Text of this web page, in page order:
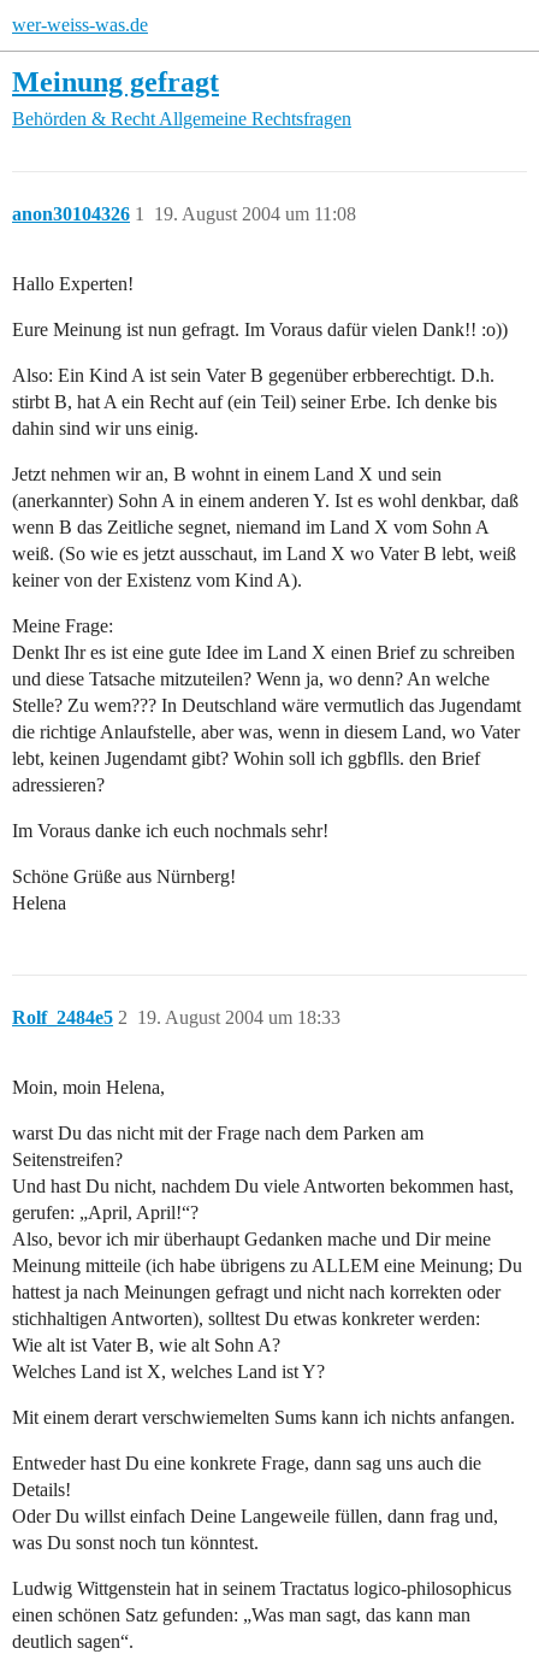
wer-weiss-was.de
Meinung gefragt
Behörden & Recht Allgemeine Rechtsfragen
anon30104326 19. August 2004 um 11:08
1
Hallo Experten!
Eure Meinung ist nun gefragt. Im Voraus dafür vielen Dank!! :o))
Also: Ein Kind A ist sein Vater B gegenüber erbberechtigt. D.h.
stirbt B, hat A ein Recht auf (ein Teil) seiner Erbe. Ich denke bis
dahin sind wir uns einig.
Jetzt nehmen wir an, B wohnt in einem Land X und sein
(anerkannter) Sohn A in einem anderen Y. Ist es wohl denkbar, daß
wenn B das Zeitliche segnet, niemand im Land X vom Sohn A
weiß. (So wie es jetzt ausschaut, im Land X wo Vater B lebt, weiß
keiner von der Existenz vom Kind A).
Meine Frage:
Denkt Ihr es ist eine gute Idee im Land X einen Brief zu schreiben
und diese Tatsache mitzuteilen? Wenn ja, wo denn? An welche
Stelle? Zu wem??? In Deutschland wäre vermutlich das Jugendamt
die richtige Anlaufstelle, aber was, wenn in diesem Land, wo Vater
lebt, keinen Jugendamt gibt? Wohin soll ich ggbflls. den Brief
adressieren?
Im Voraus danke ich euch nochmals sehr!
Schöne Grüße aus Nürnberg!
Helena
Rolf_2484e5 19. August 2004 um 18:33
2
Moin, moin Helena,
warst Du das nicht mit der Frage nach dem Parken am
Seitenstreifen?
Und hast Du nicht, nachdem Du viele Antworten bekommen hast,
gerufen: „April, April!“?
Also, bevor ich mir überhaupt Gedanken mache und Dir meine
Meinung mitteile (ich habe übrigens zu ALLEM eine Meinung; Du
hattest ja nach Meinungen gefragt und nicht nach korrekten oder
stichhaltigen Antworten), solltest Du etwas konkreter werden:
Wie alt ist Vater B, wie alt Sohn A?
Welches Land ist X, welches Land ist Y?
Mit einem derart verschwiemelten Sums kann ich nichts anfangen.
Entweder hast Du eine konkrete Frage, dann sag uns auch die
Details!
Oder Du willst einfach Deine Langeweile füllen, dann frag und,
was Du sonst noch tun könntest.
Ludwig Wittgenstein hat in seinem Tractatus logico-philosophicus
einen schönen Satz gefunden: „Was man sagt, das kann man
deutlich sagen“.